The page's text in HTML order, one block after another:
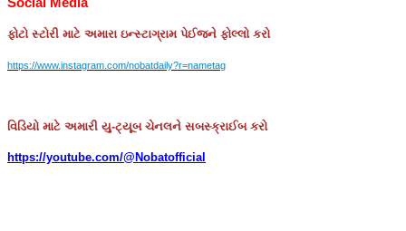
ફોટો સ્ટોરી માટે અમારા ઇન્સ્ટાગ્રામ પેઈજને ફોલ્લો કરો
https://www.instagram.com/nobatdaily?r=nametag
વિડિયો માટે અમારી યુ-ટ્યૂબ ચેનલને સબસ્ક્રાઈબ કરો
https://youtube.com/@Nobatofficial